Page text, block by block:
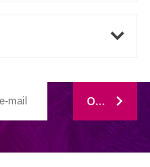
ODOBERAŤ